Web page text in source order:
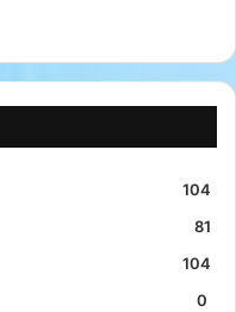
104
81
104
0